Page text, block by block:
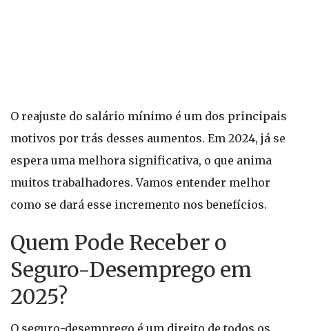
O reajuste do salário mínimo é um dos principais
motivos por trás desses aumentos. Em 2024, já se
espera uma melhora significativa, o que anima
muitos trabalhadores. Vamos entender melhor
como se dará esse incremento nos benefícios.
Quem Pode Receber o
Seguro-Desemprego em
2025?
O seguro-desemprego é um direito de todos os